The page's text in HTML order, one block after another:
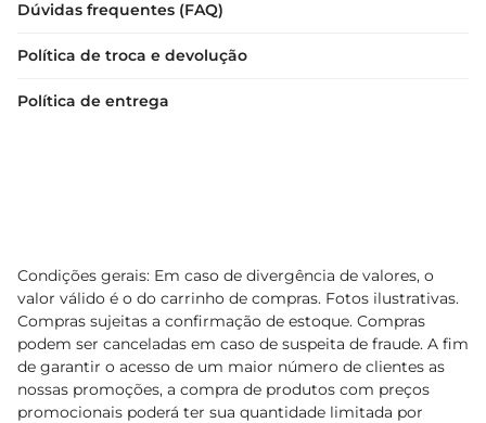
Dúvidas frequentes (FAQ)
Política de troca e devolução
Política de entrega
Condições gerais: Em caso de divergência de valores, o
valor válido é o do carrinho de compras. Fotos ilustrativas.
Compras sujeitas a confirmação de estoque. Compras
podem ser canceladas em caso de suspeita de fraude. A fim
de garantir o acesso de um maior número de clientes as
nossas promoções, a compra de produtos com preços
promocionais poderá ter sua quantidade limitada por